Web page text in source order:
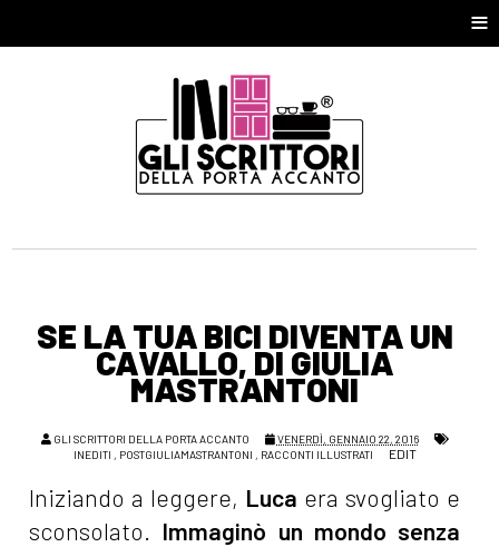
≡
SE LA TUA BICI DIVENTA UN
CAVALLO, DI GIULIA
MASTRANTONI
GLI SCRITTORI DELLA PORTA ACCANTO
VENERDÌ, GENNAIO 22, 2016
INEDITI , POSTGIULIAMASTRANTONI , RACCONTI ILLUSTRATI EDIT
Iniziando a leggere, Luca era svogliato e
sconsolato. Immaginò un mondo senza